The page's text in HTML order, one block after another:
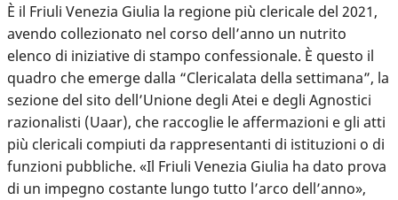
È il Friuli Venezia Giulia la regione più clericale del 2021,
avendo collezionato nel corso dell’anno un nutrito
elenco di iniziative di stampo confessionale. È questo il
quadro che emerge dalla “Clericalata della settimana”, la
sezione del sito dell’Unione degli Atei e degli Agnostici
razionalisti (Uaar), che raccoglie le affermazioni e gli atti
più clericali compiuti da rappresentanti di istituzioni o di
funzioni pubbliche. «Il Friuli Venezia Giulia ha dato prova
di un impegno costante lungo tutto l’arco dell’anno»,